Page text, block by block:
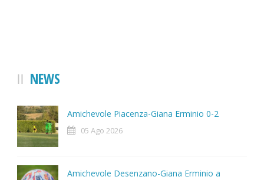
NEWS
Amichevole Piacenza-Giana Erminio 0-2
05 Ago 2026
Amichevole Desenzano-Giana Erminio a